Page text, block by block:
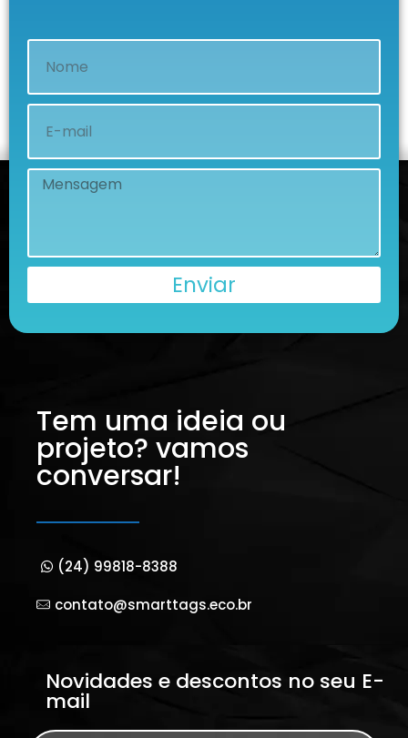
Enviar
Tem uma ideia ou
projeto? vamos
conversar!
(24) 99818-8388
contato@smarttags.eco.br
Novidades e descontos no seu E-
mail